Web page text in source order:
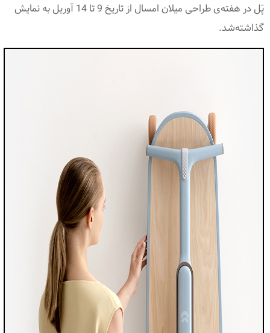
پَل در هفته‌ی طراحی میلان امسال از تاریخ 9 تا 14 آوریل به نمایش
گذاشته‌شد.